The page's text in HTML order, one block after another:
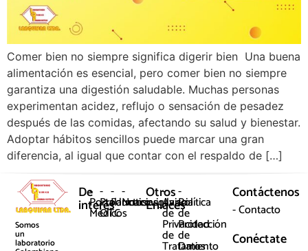
Comer bien no siempre significa digerir bien Una buena
alimentación es esencial, pero comer bien no siempre
garantiza una digestión saludable. Muchas personas
experimentan acidez, reflujo o sensación de pesadez
después de las comidas, afectando su salud y bienestar.
Adoptar hábitos sencillos puede marcar una gran
diferencia, al igual que contar con el respaldo de […]
Somos
un
laboratorio
De
interés
-
Portal
Médicos
-
Productos
OTC
-
Farmacovigilancia
-
NoticiasOtros
Enlaces
-
Aviso
de
Privacidad
de
Tratamiento
-
Política
de
Protección
de
Datos
Contáctenos
- Contacto
Conéctate